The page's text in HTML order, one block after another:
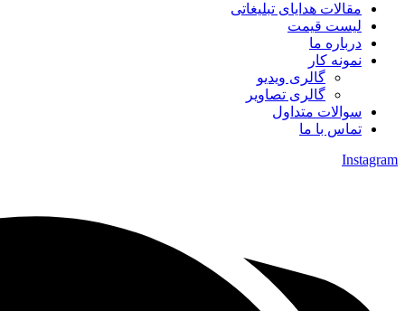
مقالات هدایای تبلیغاتی
لیست قیمت
درباره ما
نمونه کار
گالری ویدیو
گالری تصاویر
سوالات متداول
تماس با ما
Instagram